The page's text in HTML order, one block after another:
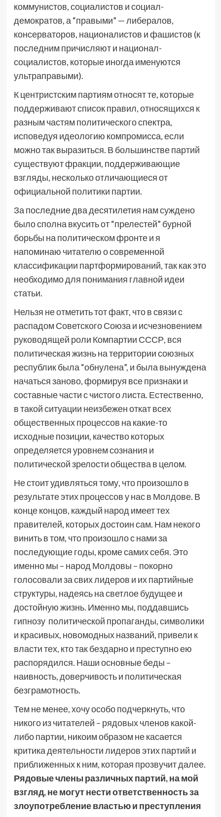
коммунистов, социалистов и социал-
демократов, а “правыми” — либералов,
консерваторов, националистов и фашистов (к
последним причисляют и национал-
социалистов, которые иногда именуются
ультраправыми).
К центристским партиям относят те, которые
поддерживают список правил, относящихся к
разным частям политического спектра,
исповедуя идеологию компромисса, если
можно так выразиться. В большинстве партий
существуют фракции, поддерживающие
взгляды, несколько отличающиеся от
официальной политики партии.
За последние два десятилетия нам суждено
было сполна вкусить от “прелестей” бурной
борьбы на политическом фронте и я
напоминаю читателю о современной
классификации партформирований, так как это
необходимо для понимания главной идеи
статьи.
Нельзя не отметить тот факт, что в связи с
распадом Советского Союза и исчезновением
руководящей роли Компартии СССР, вся
политическая жизнь на территории союзных
республик была “обнулена”, и была вынуждена
начаться заново, формируя все признаки и
составные части с чистого листа. Естественно,
в такой ситуации неизбежен откат всех
общественных процессов на какие-то
исходные позиции, качество которых
определяется уровнем сознания и
политической зрелости общества в целом.
Не стоит удивляться тому, что произошло в
результате этих процессов у нас в Молдове. В
конце концов, каждый народ имеет тех
правителей, которых достоин сам. Нам некого
винить в том, что произошло с нами за
последующие годы, кроме самих себя. Это
именно мы – народ Молдовы – покорно
голосовали за свих лидеров и их партийные
структуры, надеясь на светлое будущее и
достойную жизнь. Именно мы, поддавшись
гипнозу политической пропаганды, символики
и красивых, новомодных названий, привели к
власти тех, кто так бездарно и преступно ею
распорядился. Наши основные беды –
наивность, доверчивость и политическая
безграмотность.
Тем не менее, хочу особо подчеркнуть, что
никого из читателей – рядовых членов какой-
либо партии, никоим образом не касается
критика деятельности лидеров этих партий и
приближенных к ним, которая прозвучит далее.
Рядовые члены различных партий, на мой
взгляд, не могут нести ответственность за
злоупотребление властью и преступления